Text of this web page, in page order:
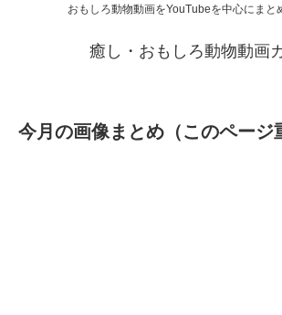
おもしろ動物動画をYouTubeを中心にまと
癒し・おもしろ動物動画
今月の画像まとめ（このページ